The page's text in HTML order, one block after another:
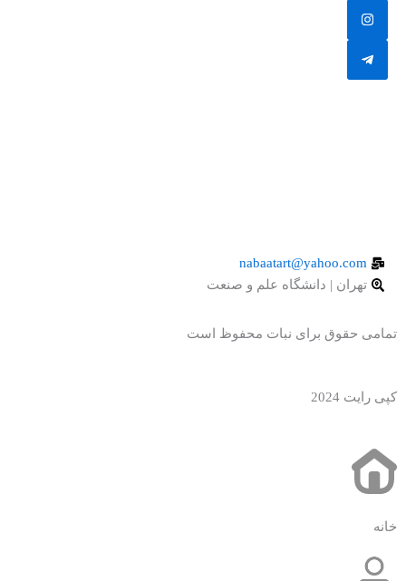
nabaatart@yahoo.com
تهران | دانشگاه علم و صنعت
تمامی حقوق برای نبات محفوظ است
کپی رایت 2024
خانه